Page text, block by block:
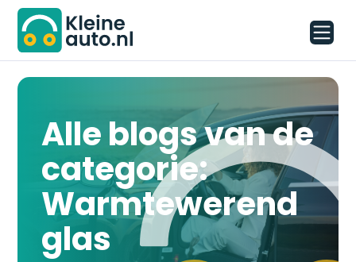
Alle blogs van de
categorie:
Warmtewerend
glas